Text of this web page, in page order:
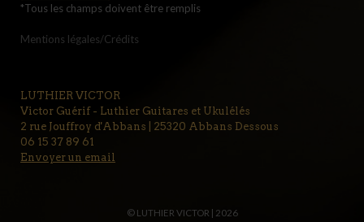
*Tous les champs doivent être remplis
Mentions légales/Crédits
LUTHIER VICTOR
Victor Guérif - Luthier Guitares et Ukulélés
2 rue Jouffroy d'Abbans | 25320 Abbans Dessous
06 15 37 89 61
Envoyer un email
© LUTHIER VICTOR | 2026